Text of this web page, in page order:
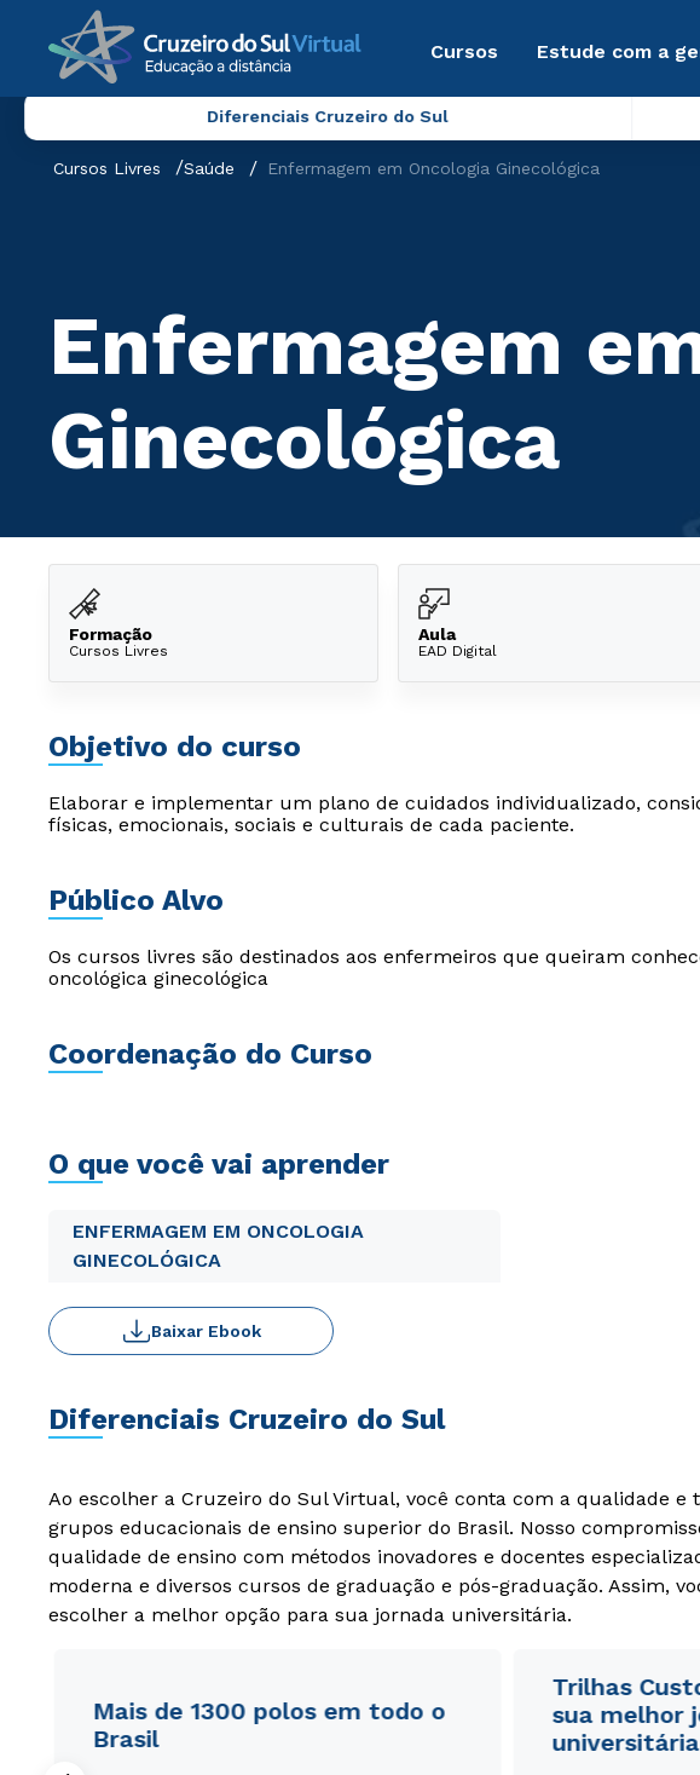
Cursos Estude com a
Diferenciais Cruzeiro do Sul
Cursos Livres Saúde Enfermagem em Oncologia Ginecológica
Enfermagem
Ginecológica
Formação
Cursos Livres
Aula
EAD Digital
Objetivo do curso
Elaborar e implementar um plano de cuidados individualizado,
físicas, emocionais, sociais e culturais de cada paciente.
Público Alvo
Os cursos livres são destinados aos enfermeiros que queiram
oncológica ginecológica
Coordenação do Curso
O que você vai aprender
ENFERMAGEM EM ONCOLOGIA
GINECOLÓGICA
Baixar Ebook
Diferenciais Cruzeiro do Sul
Ao escolher a Cruzeiro do Sul Virtual, você conta com a qualidade e
grupos educacionais de ensino superior do Brasil. Nosso
qualidade de ensino com métodos inovadores e docentes
moderna e diversos cursos de graduação e pós-graduação. Assim,
escolher a melhor opção para sua jornada universitária.
Mais de 1300 polos em todo o
Brasil
Trilhas
sua melhor
universitária